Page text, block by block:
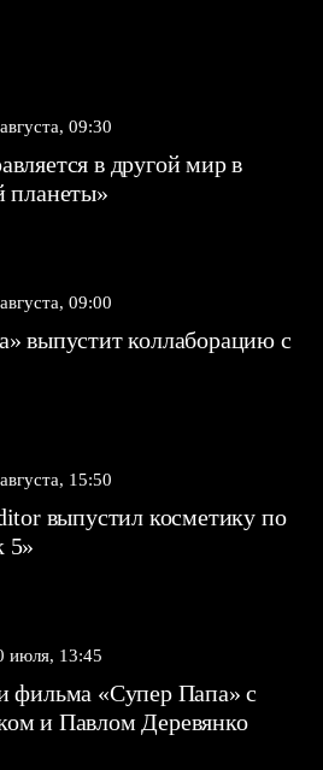
09:30
в другой мир в
планеты»
09:00
выпустит коллаборацию с
15:50
выпустил косметику по
5»
июля, 13:45
фильма «Супер Папа» с
и Павлом Деревянко